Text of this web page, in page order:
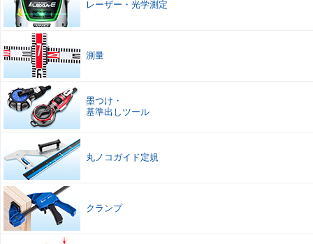
レーザー ・ 光学測定
測量
墨つけ ・
基準出しツール
丸ノコガイド定規
クランプ